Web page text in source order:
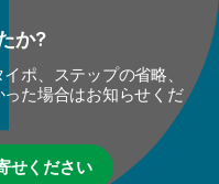
か?
ポ、ステップの省略、
た場合はお知らせくだ
せください